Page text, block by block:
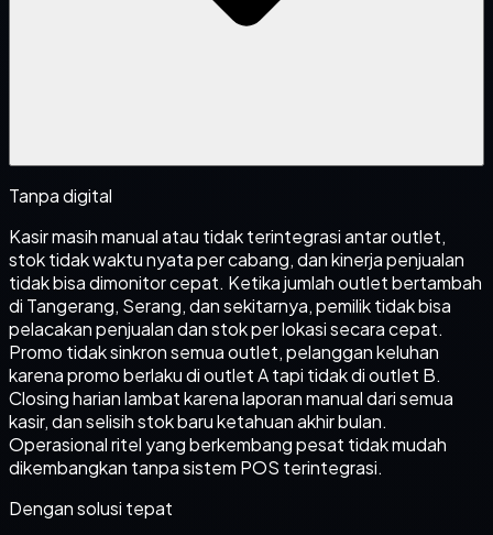
Tanpa digital
Kasir masih manual atau tidak terintegrasi antar outlet,
stok tidak waktu nyata per cabang, dan kinerja penjualan
tidak bisa dimonitor cepat. Ketika jumlah outlet bertambah
di Tangerang, Serang, dan sekitarnya, pemilik tidak bisa
pelacakan penjualan dan stok per lokasi secara cepat.
Promo tidak sinkron semua outlet, pelanggan keluhan
karena promo berlaku di outlet A tapi tidak di outlet B.
Closing harian lambat karena laporan manual dari semua
kasir, dan selisih stok baru ketahuan akhir bulan.
Operasional ritel yang berkembang pesat tidak mudah
dikembangkan tanpa sistem POS terintegrasi.
Dengan solusi tepat